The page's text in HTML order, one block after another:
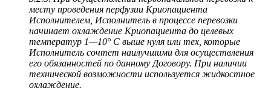
месту проведения перфузии Криопациента
Исполнителем, Исполнитель в процессе перевозки
начинает охлаждение Криопациента до целевых
температур 1—10° C выше нуля или тех, которые
Исполнитель сочтет наилучшими для осуществления
его обязанностей по данному Договору. При наличии
технической возможности используется жидкостное
охлаждение.